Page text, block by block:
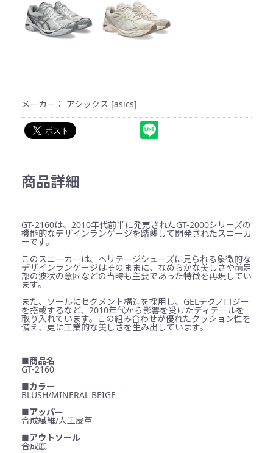
メーカー： アシックス [asics]
商品詳細
GT-2160は、2010年代前半に発売されたGT-2000シリーズの
機能的なデザインランゲージを踏襲して開発されたスニーカ
ーです。
このスニーカーは、ヘリテージシューズに見られる象徴的な
デザインランゲージはそのままに、なめらかな美しさや前足
部の波状の意匠などの当時も主要であった特徴を再現してい
ます。
また、ソールにセグメント構造を採用し、GELテクノロジー
を搭載するなど、2010年代から影響を受けたディテールを
取り入れています。この組み合わせが優れたクッション性を
備え、更に工業的な美しさを生み出しています。
■商品名
GT-2160
■カラー
BLUSH/MINERAL BEIGE
■アッパー
合成繊維/人工皮革
■アウトソール
合成底